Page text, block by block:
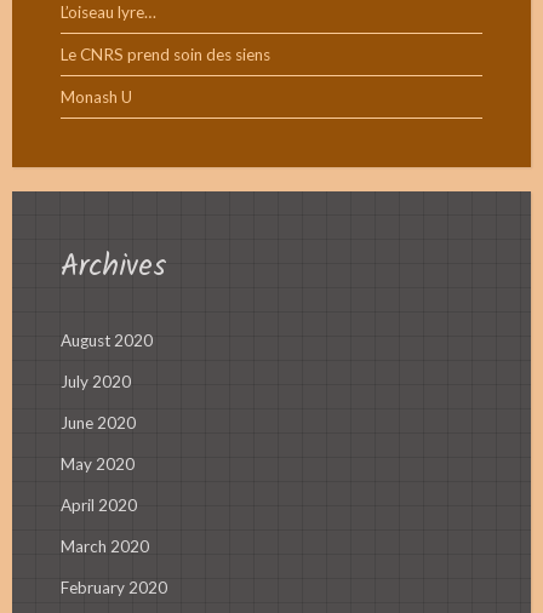
L’oiseau lyre…
Le CNRS prend soin des siens
Monash U
Archives
August 2020
July 2020
June 2020
May 2020
April 2020
March 2020
February 2020